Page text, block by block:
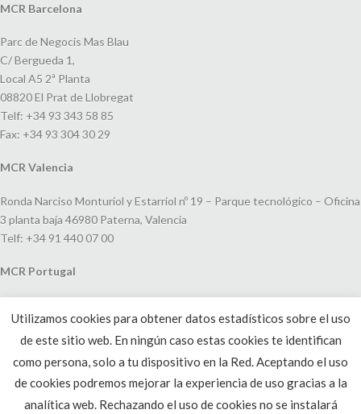
MCR Barcelona
Parc de Negocis Mas Blau
C/ Bergueda 1,
Local A5 2ª Planta
08820 El Prat de Llobregat
Telf: +34 93 343 58 85
Fax: +34 93 304 30 29
MCR Valencia
Ronda Narciso Monturiol y Estarriol nº 19 – Parque tecnológico – Oficina
3 planta baja 46980 Paterna, Valencia
Telf: +34 91 440 07 00
MCR Portugal
João V, 24
1250-091 Lisboa, Portugal
Telf: +351 220 993 033
Utilizamos cookies para obtener datos estadísticos sobre el uso
de este sitio web. En ningún caso estas cookies te identifican
como persona, solo a tu dispositivo en la Red. Aceptando el uso
de cookies podremos mejorar la experiencia de uso gracias a la
analítica web. Rechazando el uso de cookies no se instalará